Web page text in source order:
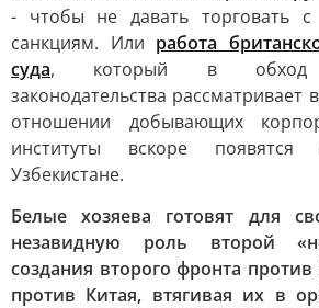
- чтобы не давать торговать с
санкциям. Или работа
суда, который в обход
законодательства рассматривает
отношении добывающих
институты вскоре
Узбекистане.
Белые хозяева готовят для
незавидную роль второй
создания второго фронта
против Китая, втягивая их в